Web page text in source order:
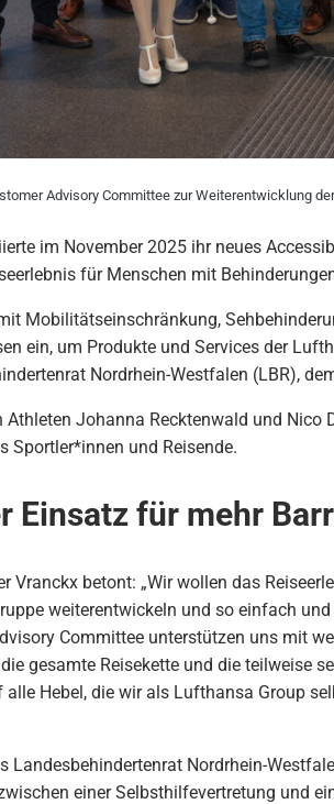
Advisory Committee zur Weiterentwicklung
im November 2025 ihr neues
für Menschen mit
Mobilitätseinschränkung,
ein, um Produkte und Services der
Nordrhein-Westfalen (LBR),
Johanna Recktenwald und
Sportler*innen und Reisende.
Einsatz für mehr
Vranckx betont: „Wir wollen das
weiterentwickeln und so einfach
Committee unterstützen uns mit
gesamte Reisekette und die teilweise
alle Hebel, die wir als Lufthansa Group
Landesbehindertenrat Nordrhein-
einer Selbsthilfevertretung und